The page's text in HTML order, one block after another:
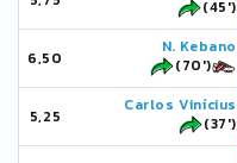
(45')
6,50
N. Kebano
(70')
5,25
Carlos Vinícius
(37')